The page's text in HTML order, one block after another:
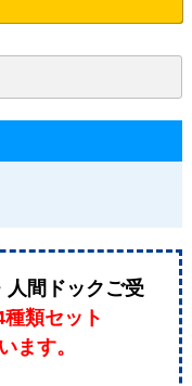
人間ドックご受
類セット
ます。